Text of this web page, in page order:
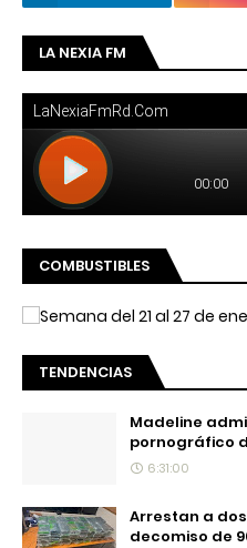
LA NEXIA FM
COMBUSTIBLES
TENDENCIAS
Madeline
pornográfico
6:31:00
Arrestan a
decomiso de